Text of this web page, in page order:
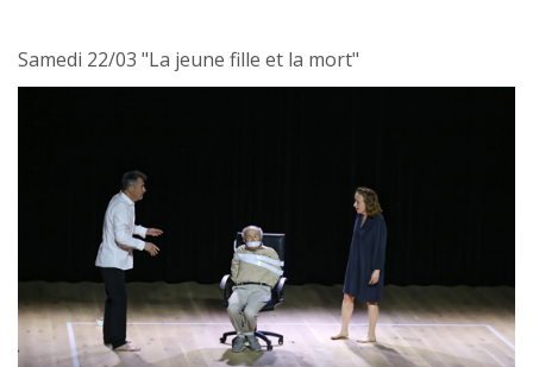
Samedi 22/03 "La jeune fille et la mort"